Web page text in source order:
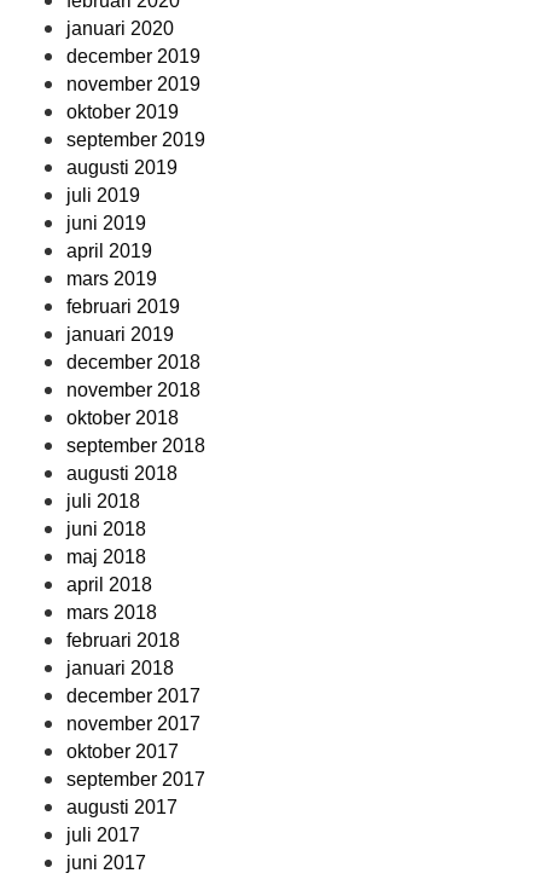
januari 2020
december 2019
november 2019
oktober 2019
september 2019
augusti 2019
juli 2019
juni 2019
april 2019
mars 2019
februari 2019
januari 2019
december 2018
november 2018
oktober 2018
september 2018
augusti 2018
juli 2018
juni 2018
maj 2018
april 2018
mars 2018
februari 2018
januari 2018
december 2017
november 2017
oktober 2017
september 2017
augusti 2017
juli 2017
juni 2017